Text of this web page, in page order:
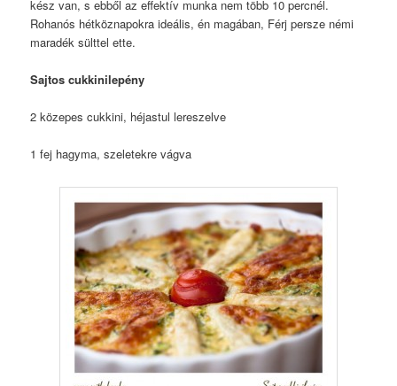
kész van, s ebből az effektív munka nem több 10 percnél.
Rohanós hétköznapokra ideális, én magában, Férj persze némi
maradék sülttel ette.
Sajtos cukkinilepény
2 közepes cukkini, héjastul lereszelve
1 fej hagyma, szeletekre vágva